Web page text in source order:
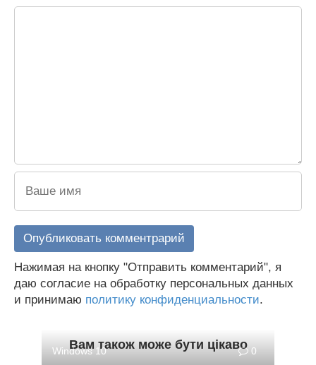
Нажимая на кнопку "Отправить комментарий", я
даю согласие на обработку персональных данных
и принимаю политику конфиденциальности.
Вам також може бути цікаво
Windows 10 0